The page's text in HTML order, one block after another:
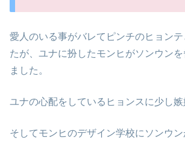
愛人のいる事がバレてピンチのヒョン
たが、ユナに扮したモンヒがソンウン
ました。
ユナの心配をしているヒョンスに少し嫉
そしてモンヒのデザイン学校にソンウン